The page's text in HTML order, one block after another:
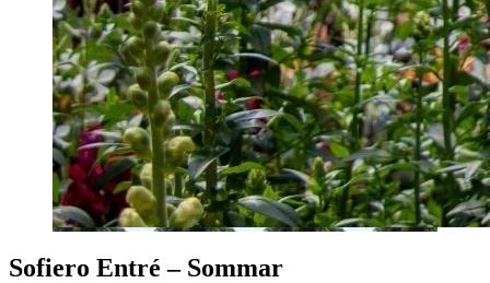
Sofiero Entré – Sommar